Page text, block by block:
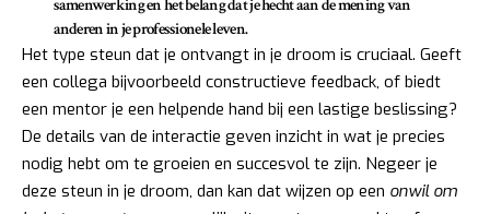
samenwerking en het belang dat je hecht aan de mening van
anderen in je professionele leven.
Het type steun dat je ontvangt in je droom is cruciaal. Geeft
een collega bijvoorbeeld constructieve feedback, of biedt
een mentor je een helpende hand bij een lastige beslissing?
De details van de interactie geven inzicht in wat je precies
nodig hebt om te groeien en succesvol te zijn. Negeer je
deze steun in je droom, dan kan dat wijzen op een onwil om